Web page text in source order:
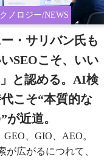
ノロジー/NEWS
・サリバン氏も
いSEOこそ、いい
と認める。AI検
こそ“本質的な
が近道。
GEO、GIO、AEO。
が広がるにつれて、